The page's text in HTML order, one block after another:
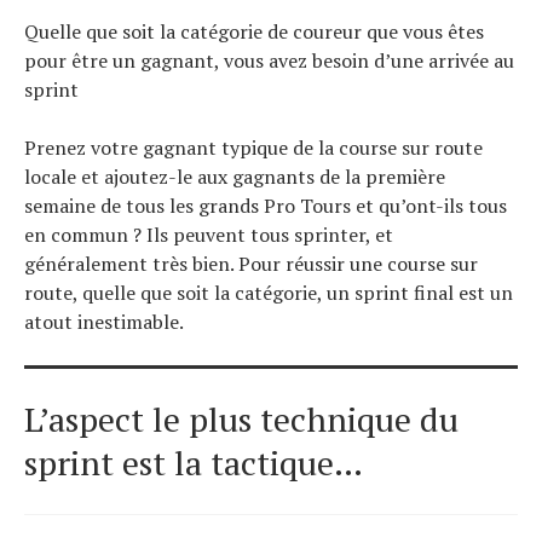
Quelle que soit la catégorie de coureur que vous êtes
pour être un gagnant, vous avez besoin d’une arrivée au
sprint
Prenez votre gagnant typique de la course sur route
locale et ajoutez-le aux gagnants de la première
semaine de tous les grands Pro Tours et qu’ont-ils tous
en commun ? Ils peuvent tous sprinter, et
généralement très bien. Pour réussir une course sur
route, quelle que soit la catégorie, un sprint final est un
atout inestimable.
L’aspect le plus technique du
sprint est la tactique…
Actualités